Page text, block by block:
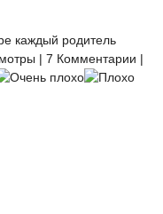
каждый родитель
| 7 Комментарии |